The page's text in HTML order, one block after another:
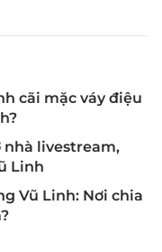
cãi mặc váy điệu
livestream,
Linh
Vũ Linh: Nơi chia